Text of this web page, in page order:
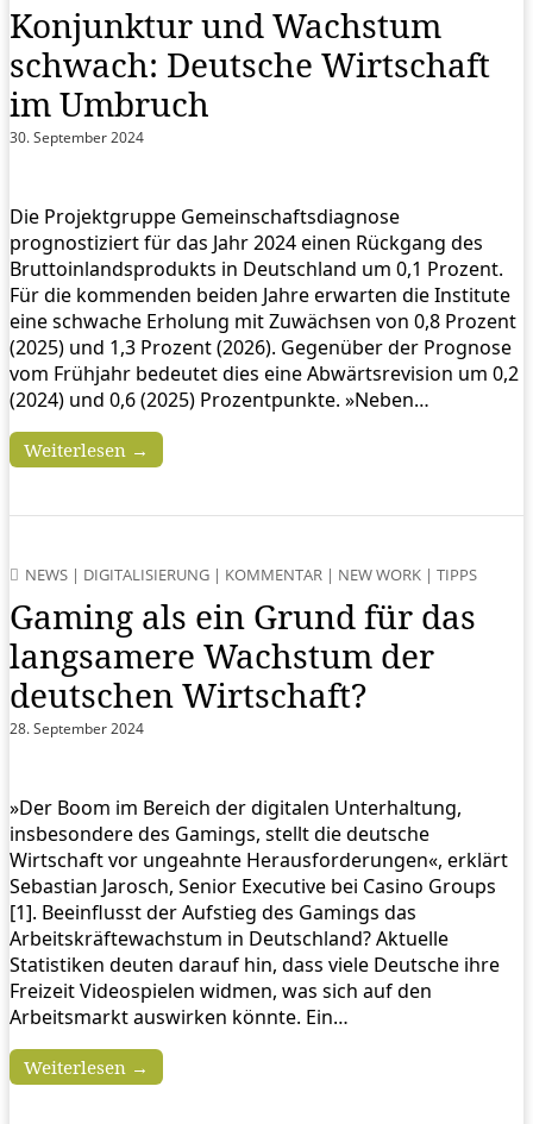
Konjunktur und Wachstum
schwach: Deutsche Wirtschaft
im Umbruch
30. September 2024
Die Projektgruppe Gemeinschaftsdiagnose
prognostiziert für das Jahr 2024 einen Rückgang des
Bruttoinlandsprodukts in Deutschland um 0,1 Prozent.
Für die kommenden beiden Jahre erwarten die Institute
eine schwache Erholung mit Zuwächsen von 0,8 Prozent
(2025) und 1,3 Prozent (2026). Gegenüber der Prognose
vom Frühjahr bedeutet dies eine Abwärtsrevision um 0,2
(2024) und 0,6 (2025) Prozentpunkte. »Neben…
Weiterlesen →
NEWS | DIGITALISIERUNG | KOMMENTAR | NEW WORK | TIPPS
Gaming als ein Grund für das
langsamere Wachstum der
deutschen Wirtschaft?
28. September 2024
»Der Boom im Bereich der digitalen Unterhaltung,
insbesondere des Gamings, stellt die deutsche
Wirtschaft vor ungeahnte Herausforderungen«, erklärt
Sebastian Jarosch, Senior Executive bei Casino Groups
[1]. Beeinflusst der Aufstieg des Gamings das
Arbeitskräftewachstum in Deutschland? Aktuelle
Statistiken deuten darauf hin, dass viele Deutsche ihre
Freizeit Videospielen widmen, was sich auf den
Arbeitsmarkt auswirken könnte. Ein…
Weiterlesen →